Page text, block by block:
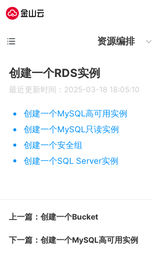
资源编排
创建一个RDS实例
最近更新时间：2025-03-18 18:05:10
创建一个MySQL高可用实例
创建一个MySQL只读实例
创建一个安全组
创建一个SQL Server实例
上一篇：创建一个Bucket
下一篇：创建一个MySQL高可用实例